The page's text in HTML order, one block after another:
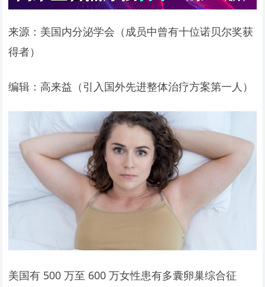
来源：美国内分泌学会（成员中曾有十位诺贝尔奖获
得者）
编辑：高来益（引入国外先进整体治疗方案第一人）
美国有 500 万至 600 万女性患有多囊卵巢综合征